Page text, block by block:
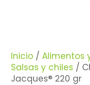
Inicio /Alimentos
Salsas y chiles /
Jacques® 220 gr